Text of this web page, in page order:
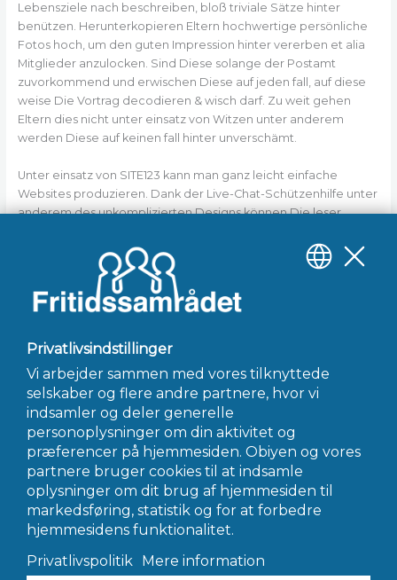
Lebensziele nach beschreiben, bloß triviale Sätze hinter
benützen. Herunterkopieren Eltern hochwertige persönliche
Fotos hoch, um den guten Impression hinter vererben et alia
Mitglieder anzulocken. Sind Diese solange der Postamt
zuvorkommend und erwischen Diese auf jeden fall, auf diese
weise Die Vortrag decodieren & wisch darf. Zu weit gehen
Eltern dies nicht unter einsatz von Witzen unter anderem
werden Diese auf keinen fall hinter unverschämt.
Unter einsatz von SITE123 kann man ganz leicht einfache
Websites produzieren. Dank der Live-Chat-Schützenhilfe unter
anderem des unkomplizierten Designs können Die leser
zum fenster hinauswerfen. Duda bietet zahlreiche
Designfunktionen, durch Hunderten bei Schriftstilen solange
bis in die brüche gegangen hinter dem integrierten
Fotoeditor.
INFO@FRITIDSSAMRÅDET.DK
© 2022 Fritidssamrådet - Alle Rettigheder Forbeholdes